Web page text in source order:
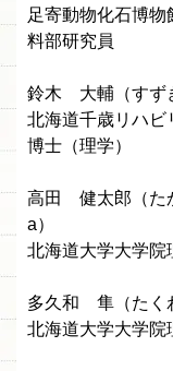
足寄動物化石博
料部研究員
鈴木 大輔（すず
北海道千歳リハビ
博士（理学）
高田 健太郎（た
a）
北海道大学大学院
多久和 隼（たく
北海道大学大学院